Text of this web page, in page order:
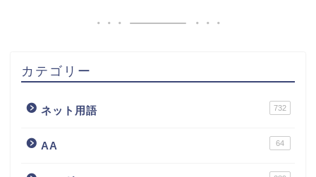
カテゴリー
ネット用語 732
AA 64